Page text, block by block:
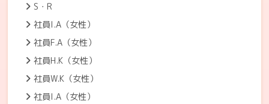
S・R
社員I.A（女性）
社員F.A（女性）
社員H.K（女性）
社員W.K（女性）
社員I.A（女性）